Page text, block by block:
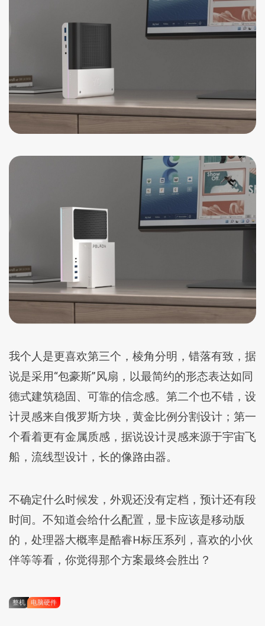
我个人是更喜欢第三个，棱角分明，错落有致，据
说是采用“包豪斯”风扇，以最简约的形态表达如同
德式建筑稳固、可靠的信念感。第二个也不错，设
计灵感来自俄罗斯方块，黄金比例分割设计；第一
个看着更有金属质感，据说设计灵感来源于宇宙飞
船，流线型设计，长的像路由器。
不确定什么时候发，外观还没有定档，预计还有段
时间。不知道会给什么配置，显卡应该是移动版
的，处理器大概率是酷睿H标压系列，喜欢的小伙
伴等等看，你觉得那个方案最终会胜出？
整机 电脑硬件